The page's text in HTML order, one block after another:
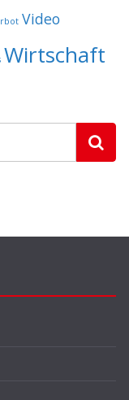
Video
Wirtschaft